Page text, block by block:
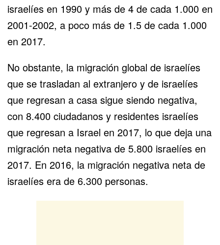
israelíes en 1990 y más de 4 de cada 1.000 en
2001-2002, a poco más de 1.5 de cada 1.000
en 2017.
No obstante, la migración global de israelíes
que se trasladan al extranjero y de israelíes
que regresan a casa sigue siendo negativa,
con 8.400 ciudadanos y residentes israelíes
que regresan a Israel en 2017, lo que deja una
migración neta negativa de 5.800 israelíes en
2017. En 2016, la migración negativa neta de
israelíes era de 6.300 personas.